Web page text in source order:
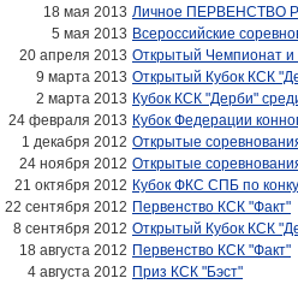
18 мая 2013 Личное ПЕРВЕНСТВО
5 мая 2013 Всероссийские
20 апреля 2013 Открытый Чемпионат и
9 марта 2013 Открытый Кубок КСК
2 марта 2013 Кубок КСК "Дерби"
24 февраля 2013 Кубок Федерации
1 декабря 2012 Открытые
24 ноября 2012 Открытые
21 октября 2012 Кубок ФКС СПБ по
22 сентября 2012 Первенство КСК "Факт"
8 сентября 2012 Открытый Кубок КСК
18 августа 2012 Первенство КСК "Факт"
4 августа 2012 Приз КСК "Бэст"